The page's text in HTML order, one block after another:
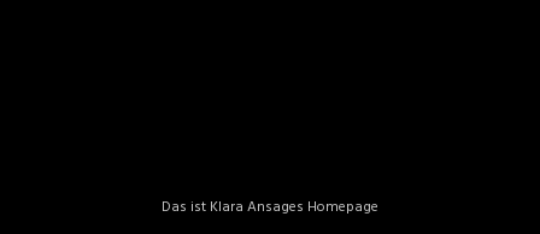
Das ist Klara Ansages Homepage